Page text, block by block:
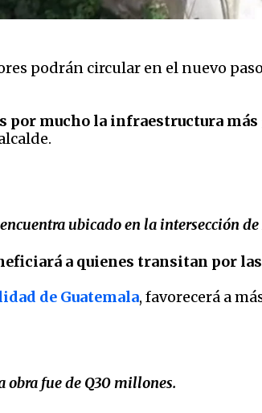
podrán circular en el nuevo
por mucho la infraestructura
ubicado en la intersección de
a quienes transitan por las
de Guatemala, favorecerá a
obra fue de Q30 millones.